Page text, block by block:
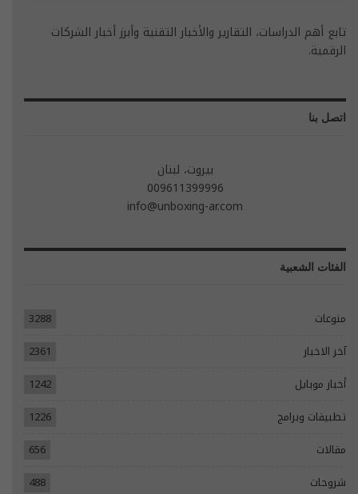
تابع أهم الدراسات، التقارير والأخبار التقنية وأبرز أخبار الشركات
الرقمية.
اتصل بنا
بيروت، لبنان
009611399996
info@unboxing-ar.com
الفئات الشعبية
منوعات
3288
آخر الاخبار
2361
أخبار موبايل
1242
تطبيقات وبرامج
1226
مقالات
656
شروحات
488